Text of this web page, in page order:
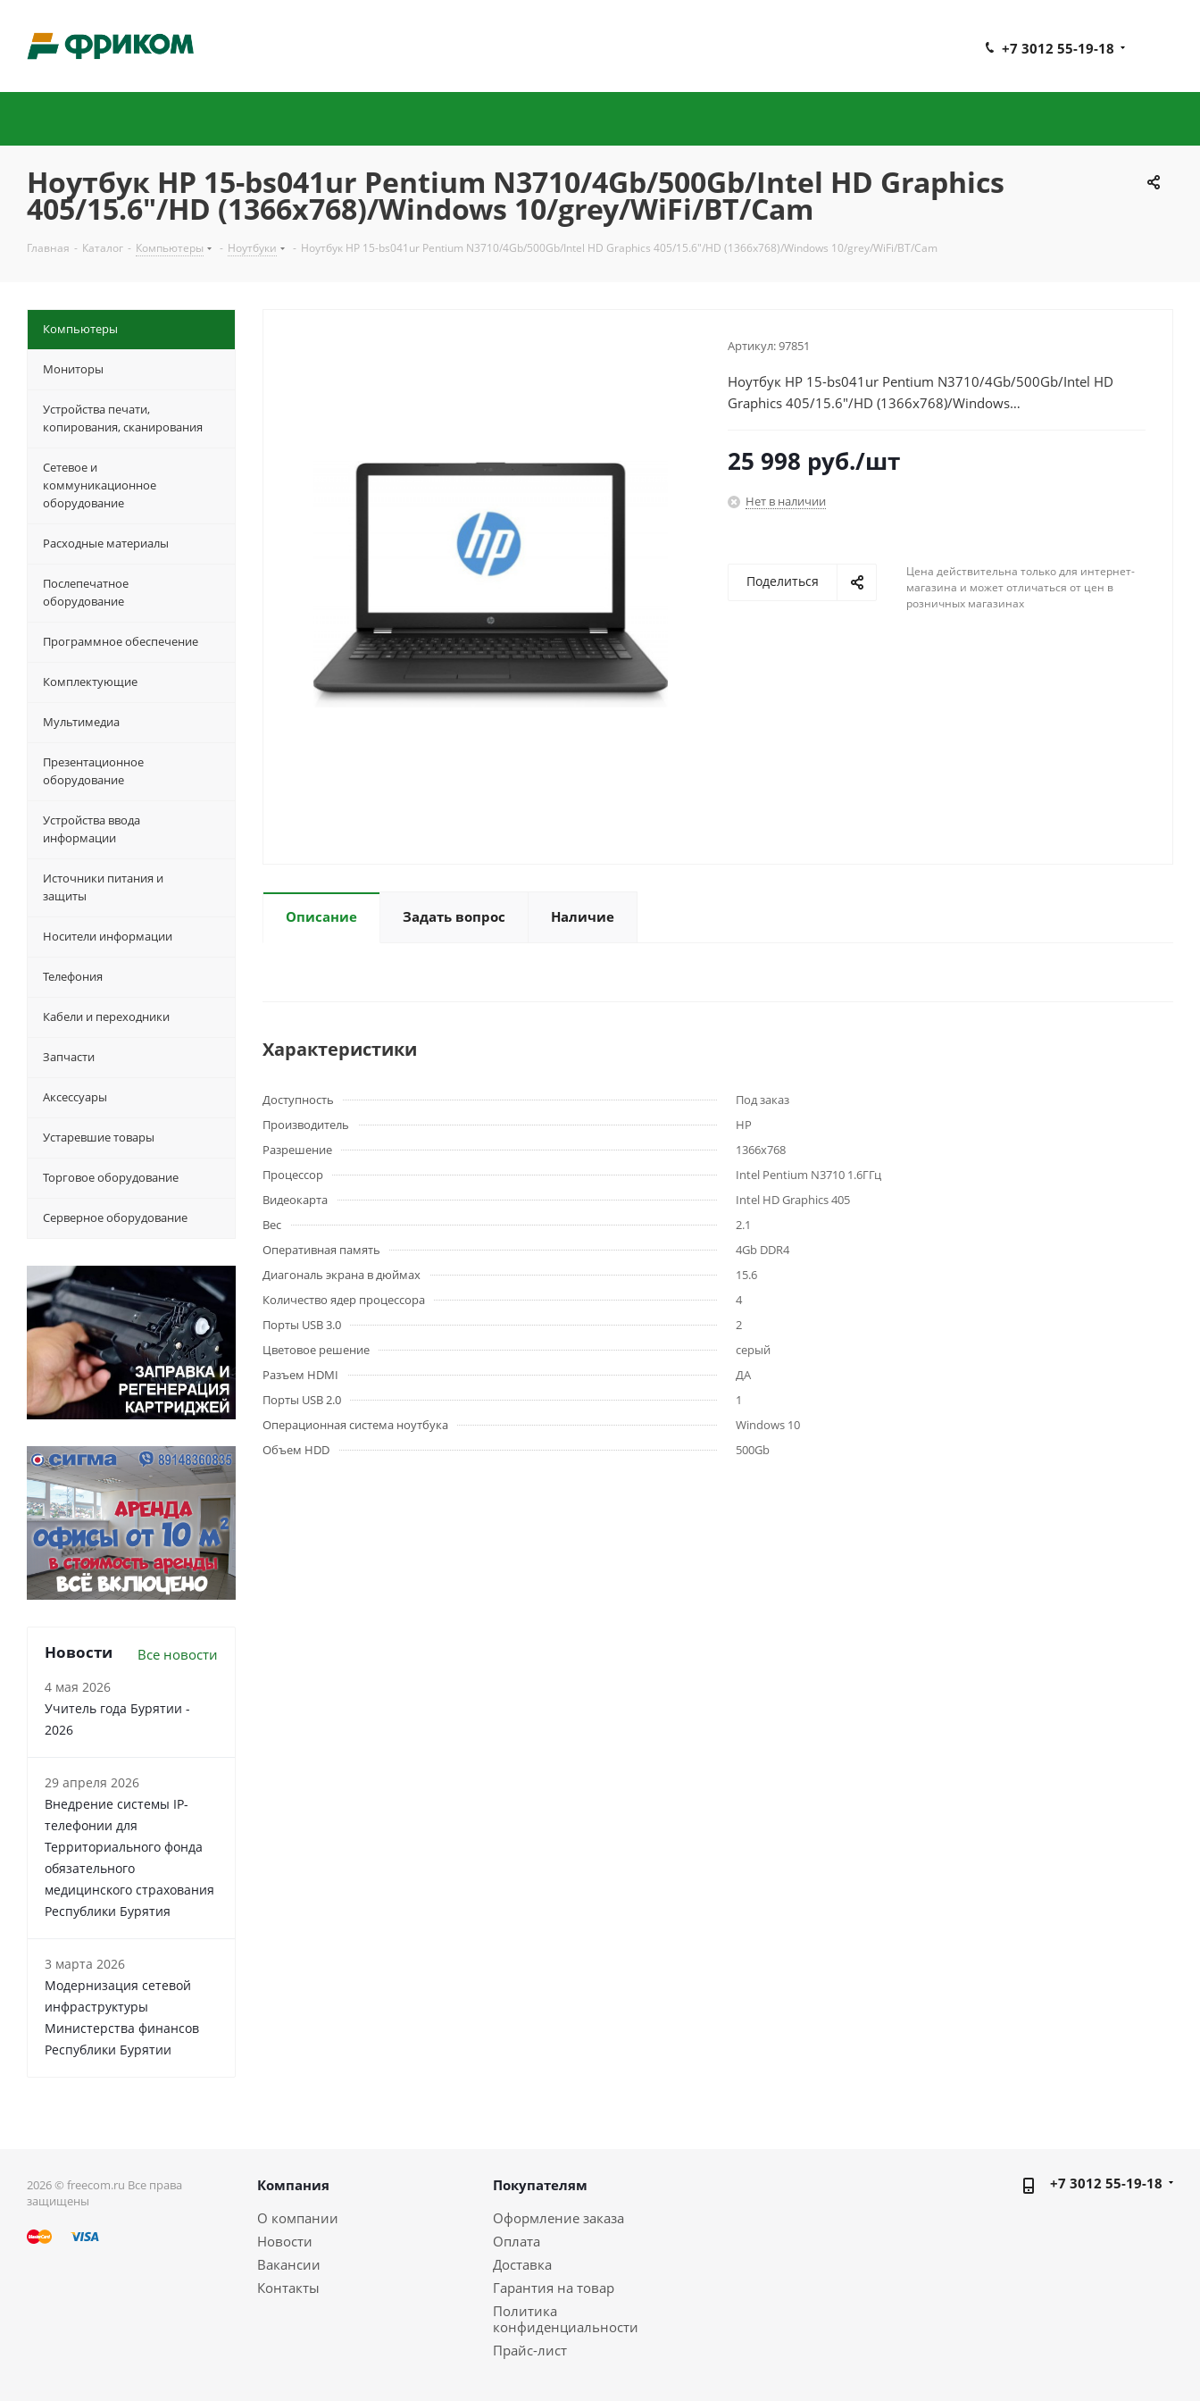
+7 3012 55-19-18
Ноутбук HP 15-bs041ur Pentium N3710/4Gb/500Gb/Intel HD Graphics
405/15.6"/HD (1366x768)/Windows 10/grey/WiFi/BT/Cam
Главная - Каталог - Компьютеры - Ноутбуки - Ноутбук HP 15-bs041ur Pentium N3710/4Gb/500Gb/Intel HD Graphics 405/15.6"/HD (1366x768)/Windows 10/grey/WiFi/BT/Cam
Артикул:97851
Ноутбук HP 15-bs041ur Pentium N3710/4Gb/500Gb/Intel HD
Graphics 405/15.6"/HD (1366x768)/Windows
25 998 руб./шт
Нет в наличии
Поделиться
Цена действительна только для интернет-
магазина и может отличаться от цен в
розничных магазинах
Описание Задать вопрос Наличие
Характеристики
Доступность
Под заказ
Производитель
HP
Разрешение
1366x768
Процессор
Intel Pentium N3710 1.6ГГц
Видеокарта
Intel HD Graphics 405
Вес
2.1
Оперативная память
4Gb DDR4
Диагональ экрана в дюймах
15.6
Количество ядер процессора
4
Порты USB 3.0
2
Цветовое решение
серый
Разъем HDMI
ДА
Порты USB 2.0
1
Операционная система ноутбука
Windows 10
Объем HDD
500Gb
Компьютеры
Мониторы
Устройства печати,
копирования, сканирования
Сетевое и
коммуникационное
оборудование
Расходные материалы
Послепечатное
оборудование
Программное обеспечение
Комплектующие
Мультимедиа
Презентационное
оборудование
Устройства ввода
информации
Источники питания и
защиты
Носители информации
Телефония
Кабели и переходники
Запчасти
Аксессуары
Устаревшие товары
Торговое оборудование
Серверное оборудование
Новости Все новости
4 мая 2026
Учитель года Бурятии -
2026
29 апреля 2026
Внедрение системы IP-
телефонии для
Территориального фонда
обязательного
медицинского страхования
Республики Бурятия
3 марта 2026
Модернизация сетевой
инфраструктуры
Министерства финансов
Республики Бурятии
2026 © freecom.ru Все права
защищены
Компания
О компании
Новости
Вакансии
Контакты
Покупателям
Оформление заказа
Оплата
Доставка
Гарантия на товар
Политика
конфиденциальности
Прайс-лист
+7 3012 55-19-18